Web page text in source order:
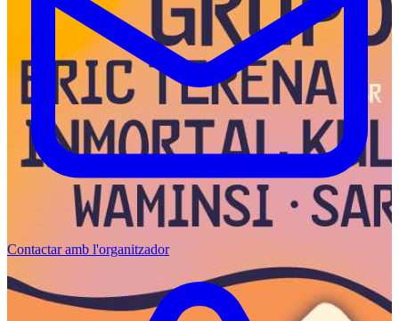
Contactar amb l'organitzador